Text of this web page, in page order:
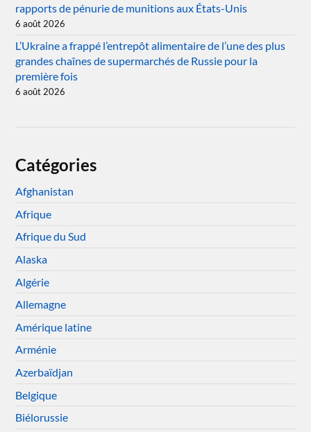
rapports de pénurie de munitions aux États-Unis
6 août 2026
L’Ukraine a frappé l’entrepôt alimentaire de l’une des plus
grandes chaînes de supermarchés de Russie pour la
première fois
6 août 2026
Catégories
Afghanistan
Afrique
Afrique du Sud
Alaska
Algérie
Allemagne
Amérique latine
Arménie
Azerbaïdjan
Belgique
Biélorussie